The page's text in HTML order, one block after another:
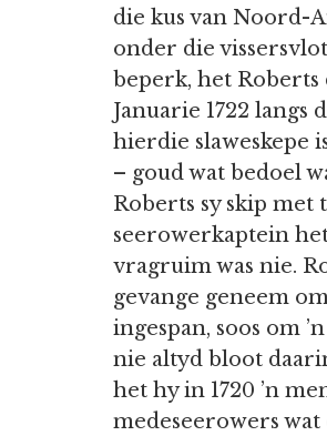
die kus van Noord-
onder die
beperk, het Roberts
Januarie 1722
hierdie slaweskepe
– goud wat bedoel
Roberts sy skip met
seerowerkaptein het
vragruim was nie.
gevange geneem
ingespan, soos om
nie altyd bloot
het hy in 1720 ’n
medeseerowers